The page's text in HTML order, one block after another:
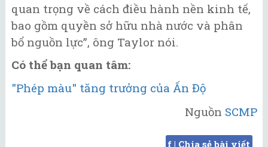
quan trọng về cách điều hành nền kinh tế,
bao gồm quyền sở hữu nhà nước và phân
bổ nguồn lực”, ông Taylor nói.
Có thể bạn quan tâm:
"Phép màu" tăng trưởng của Ấn Độ
Nguồn SCMP
f | Chia sẻ bài viết